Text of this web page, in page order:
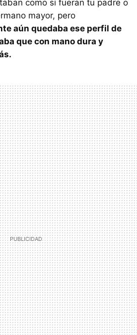
como si fueran tu padre o
mayor, pero
aún quedaba ese perfil de
que con mano dura y